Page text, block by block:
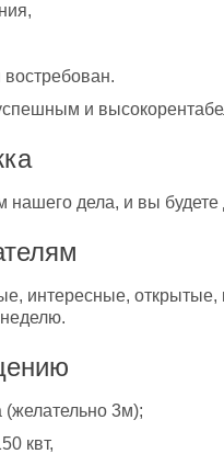
и
нашего дела, и вы
интересные, открытые,
(желательно 3м);
квт,